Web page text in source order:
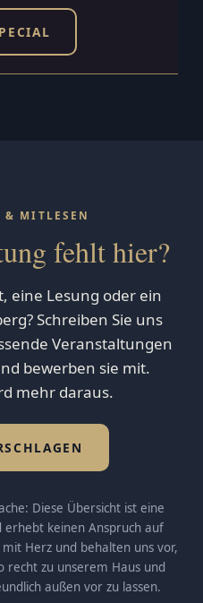
& MITLESEN
fehlt hier?
eine Lesung oder ein
Schreiben Sie uns
Veranstaltungen
bewerben sie mit.
mehr daraus.
Diese Übersicht ist eine
erhebt keinen Anspruch auf
Herz und behalten uns vor,
recht zu unserem Haus und
außen vor zu lassen.